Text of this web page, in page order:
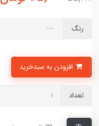
رنگ
تعداد